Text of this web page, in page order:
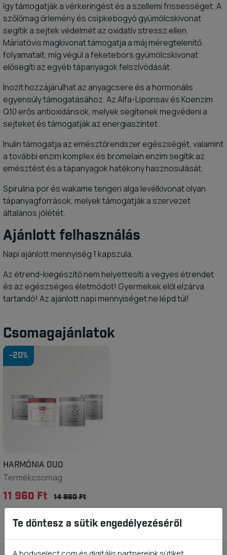
így támogatják a vérkeringést és a szellemi frissességet. A
szőlőmag őrlemény és csipkebogyó gyümölcskivonat
segítik a sejtek védelmét az oxidatív stressz ellen.
Máriatövis magkivonat támogatja a máj méregtelenítő
folyamatait, míg végül a feketebors gyümölcskivonat
elősegíti az egyéb tápanyagok felszívódását.
Inozit hozzájárulhat az anyagcsere és a hormonális
egyensúly támogatásához. Az Alfa-Liponsav és Koenzim
Q10 erős antioxidánsok, melyek segítenek megvédeni a
sejteket és támogatják az energiaszintet.
Inulin támogatja az emésztőrendszer egészségét, valamint
a további enzim komplex és bromelain enzim segítik az
emésztést és a tápanyagok hatékony hasznosulását.
Spirulina por és wakame tengeri alga levélkivonat olyan
tápanyagforrások, melyek támogatják a szervezet
általános jólétét.
Ajánlott felhasználás
Napi ajánlott mennyiség 1 kapszula.
Az étrend-kiegészítő nem helyettesíti a vegyes étrendet
és az egészséges életmódot! Gyermekek elől elzárva
tartandó! Az ajánlott napi mennyiséget ne lépd túl!
Csomagajánlatok
-20%
HARMÓNIA DUO
Termékcsomag
11 960 Ft 14 960 Ft
Te döntesz a sütik engedélyezéséről